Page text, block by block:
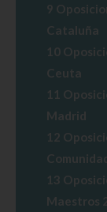
9
Cataluña
10
Ceuta
11
Madrid
12
13
Maestros